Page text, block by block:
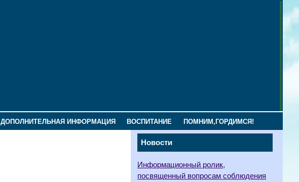
ДОПОЛНИТЕЛЬНАЯ ИНФОРМАЦИЯ ВОСПИТАНИЕ ПОМНИМ,ГОРДИМСЯ!
Новости
Информационный ролик,
посвященный вопросам соблюдения